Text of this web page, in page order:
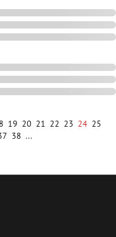
19 20 21 22 23 24 25
38 ...